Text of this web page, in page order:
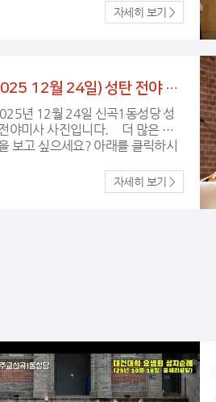
사진을 볼 수 있습니다. 그리고 필요
사진은 저장하셔서 보관하실 수 있
(2025 12월 24일) 성탄 전야 미사
야미사 사진입니다. 더 많은 사
고 싶으세요? 아래를 클릭하시
보관하실 수 있어요. ~ 여기를 클